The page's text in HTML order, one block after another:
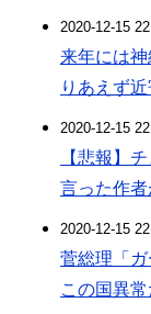
2020-12-15
来年には
りあえず
2020-12-15
【悲報】
言った作
2020-12-15
菅総理「
この国異